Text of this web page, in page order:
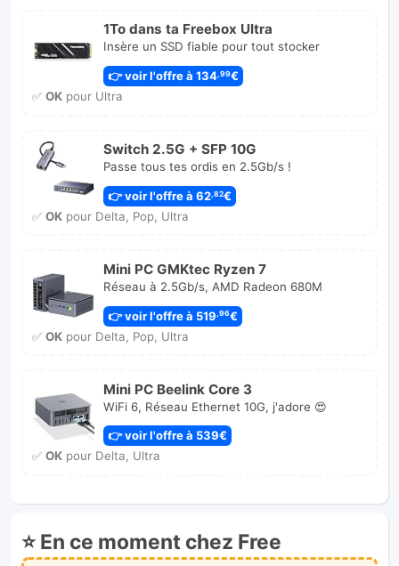
1To dans ta Freebox Ultra
Insère un SSD fiable pour tout stocker
👉 voir l'offre à 134 ,99€
✅ OKpour Ultra
Switch 2.5G + SFP 10G
Passe tous tes ordis en 2.5Gb/s !
👉 voir l'offre à 62,82€
✅ OKpour Delta, Pop, Ultra
Mini PC GMKtec Ryzen 7
Réseau à 2.5Gb/s, AMD Radeon 680M
👉 voir l'offre à 519 ,96€
✅ OKpour Delta, Pop, Ultra
Mini PC Beelink Core 3
WiFi 6, Réseau Ethernet 10G, j'adore 😍
👉 voir l'offre à 539€
✅ OKpour Delta, Ultra
⭐ En ce moment chez Free